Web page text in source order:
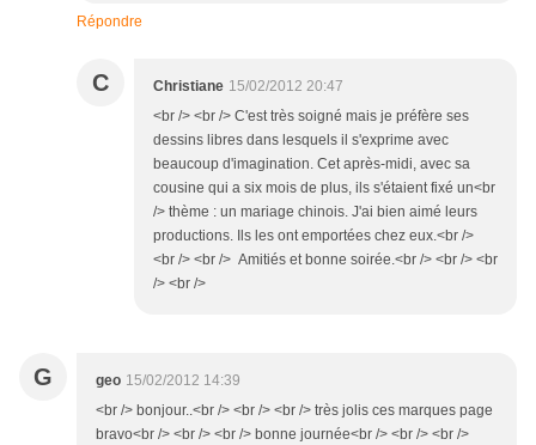
Répondre
C Christiane 15/02/2012 20:47
<br /> <br /> C'est très soigné mais je préfère ses
dessins libres dans lesquels il s'exprime avec
beaucoup d'imagination. Cet après-midi, avec sa
cousine qui a six mois de plus, ils s'étaient fixé un<br
/> thème : un mariage chinois. J'ai bien aimé leurs
productions. Ils les ont emportées chez eux.<br />
<br /> <br /> Amitiés et bonne soirée.<br /> <br /> <br
/> <br />
G geo 15/02/2012 14:39
<br /> bonjour..<br /> <br /> <br /> très jolis ces marques page
bravo<br /> <br /> <br /> bonne journée<br /> <br /> <br />